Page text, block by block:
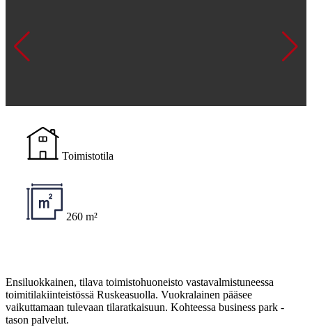
Toimistotila
260 m²
Ensiluokkainen, tilava toimistohuoneisto vastavalmistuneessa
toimitilakiinteistössä Ruskeasuolla. Vuokralainen pääsee
vaikuttamaan tulevaan tilaratkaisuun. Kohteessa business park -
tason palvelut.